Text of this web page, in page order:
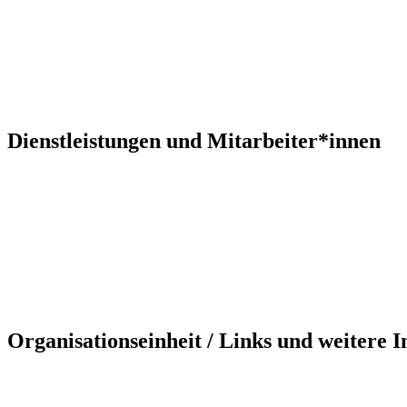
Dienstleistungen und Mitarbeiter*innen
Organisationseinheit / Links und weitere